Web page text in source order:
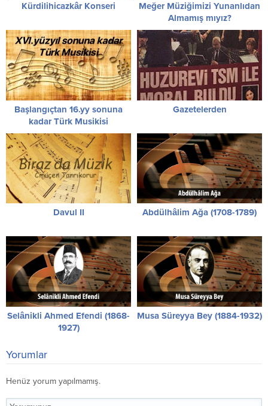
Kürdilihicazkâr Konseri
Meğer Müziğimizi Yunanlıdan
Almamış mıyız?
Başlangıçtan 16.yy sonuna
kadar Türk Musikisi
Gazetelerden
Davul II Abdülhâlim Ağa (1708-1789)
Selânikli Ahmed Efendi (1868-
1927)
Musa Süreyya Bey (1884-1932)
Yorumlar
Henüz yorum yapılmamış.